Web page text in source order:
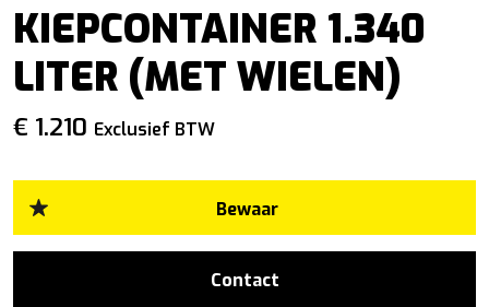
KIEPCONTAINER 1.340
LITER (MET WIELEN)
€ 1.210 Exclusief BTW
Contact